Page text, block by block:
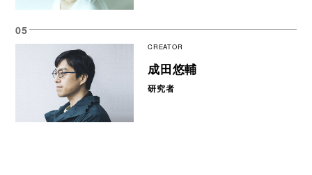
CREATOR
成田悠輔
研究者